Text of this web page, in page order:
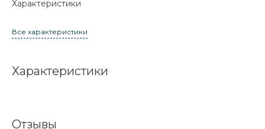
Характеристики
Все характеристики
Характеристики
Отзывы